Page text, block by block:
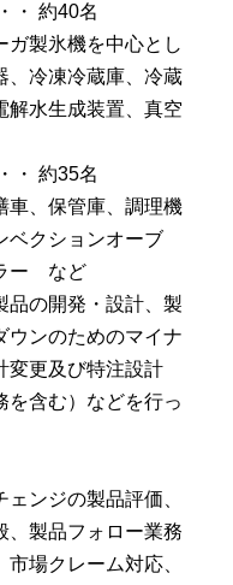
・ 約40名
製氷機を中心とし
、冷凍冷蔵庫、冷蔵
解水生成装置、真空
・ 約35名
、保管庫、調理機
ベクションオーブ
ー など
の開発・設計、製
ウンのためのマイナ
変更及び特注設計
を含む）などを行っ
ンジの製品評価、
、製品フォロー業務
市場クレーム対応、